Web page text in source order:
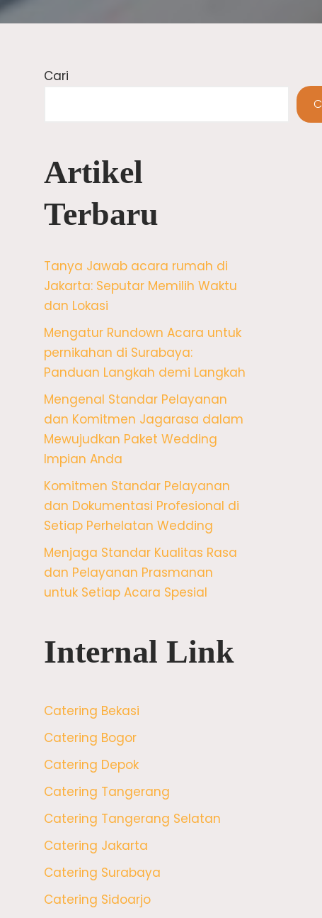
Cari
Artikel
Terbaru
Tanya Jawab acara rumah di
Jakarta: Seputar Memilih Waktu
dan Lokasi
Mengatur Rundown Acara untuk
pernikahan di Surabaya:
Panduan Langkah demi Langkah
Mengenal Standar Pelayanan
dan Komitmen Jagarasa dalam
Mewujudkan Paket Wedding
Impian Anda
Komitmen Standar Pelayanan
dan Dokumentasi Profesional di
Setiap Perhelatan Wedding
Menjaga Standar Kualitas Rasa
dan Pelayanan Prasmanan
untuk Setiap Acara Spesial
Internal Link
Catering Bekasi
Catering Bogor
Catering Depok
Catering Tangerang
Catering Tangerang Selatan
Catering Jakarta
Catering Surabaya
Catering Sidoarjo